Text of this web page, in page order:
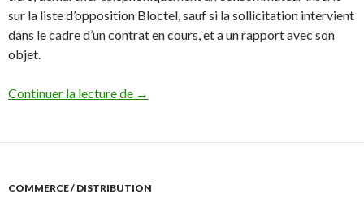
sur la liste d’opposition Bloctel, sauf si la sollicitation intervient
dans le cadre d’un contrat en cours, et a un rapport avec son
objet.
Continuer la lecture de Prospection commerciale : le rappel des
→
COMMERCE / DISTRIBUTION